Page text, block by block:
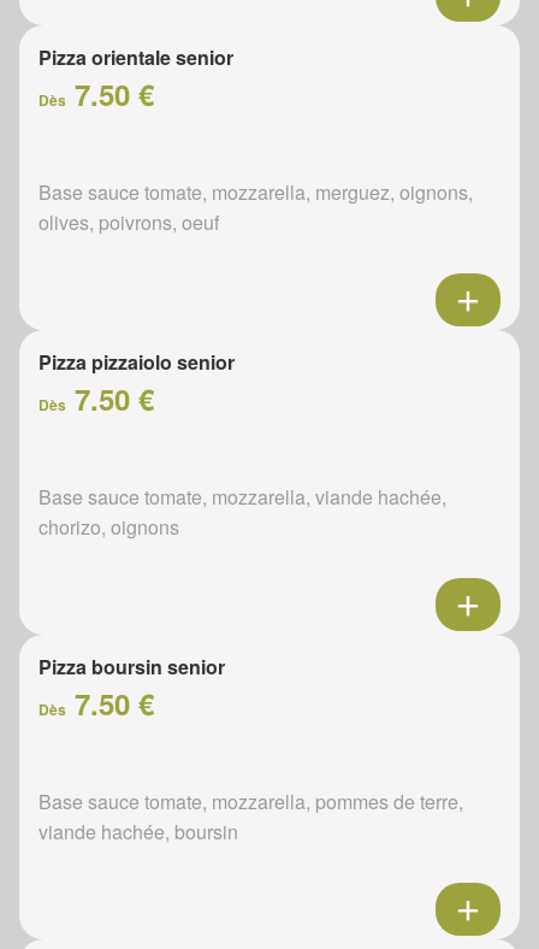
Pizza orientale senior
Dès 7.50 €
Base sauce tomate, mozzarella, merguez, oignons,
olives, poivrons, oeuf
Pizza pizzaiolo senior
Dès 7.50 €
Base sauce tomate, mozzarella, viande hachée,
chorizo, oignons
Pizza boursin senior
Dès 7.50 €
Base sauce tomate, mozzarella, pommes de terre,
viande hachée, boursin